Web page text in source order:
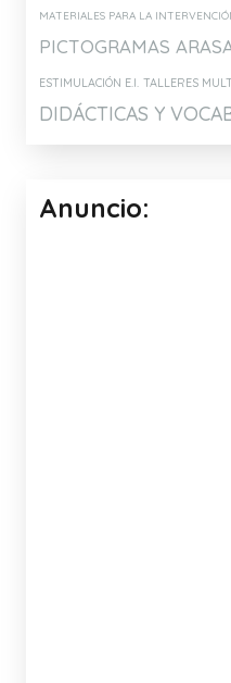
MATERIALES PARA LA
PICTOGRAMAS
ESTIMULACIÓN E.I. TALLERES
DIDÁCTICAS Y
Anuncio: